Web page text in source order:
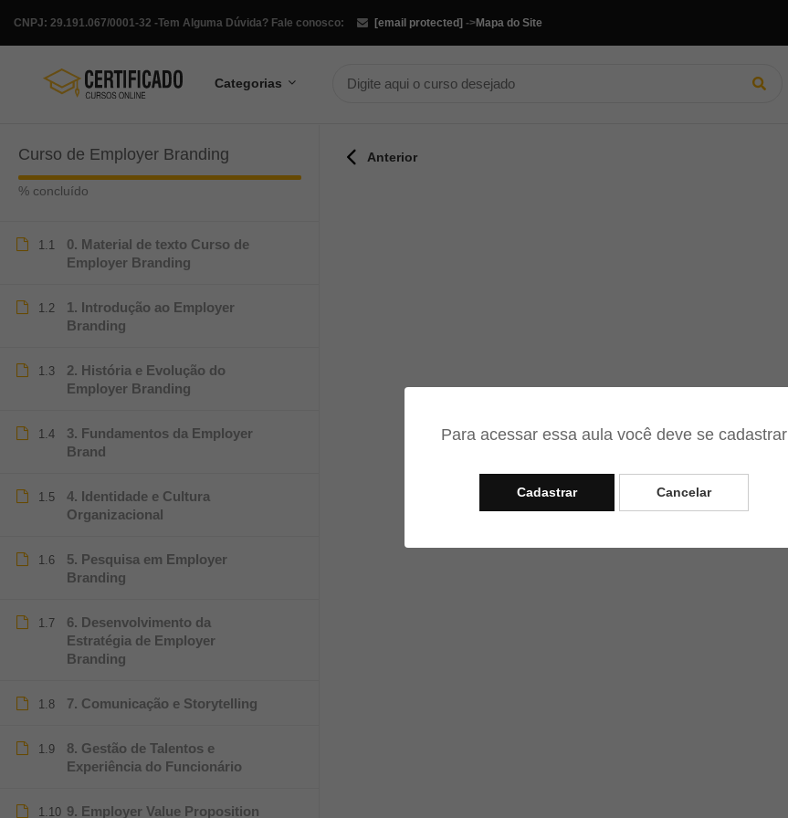
Para acessar essa aula você deve se cadastrar
Cadastrar Cancelar
Tem Alguma Dúvida? Fale conosco: [email protected]
CNPJ: 29.191.067/0001-32 - ->Mapa do Site
Categorias
Curso de Employer Branding
% concluído
1.1
0. Material de texto Curso de
Employer Branding
1.2
1. Introdução ao Employer
Branding
1.3
2. História e Evolução do
Employer Branding
1.4
3. Fundamentos da Employer
Brand
1.5
4. Identidade e Cultura
Organizacional
1.6
5. Pesquisa em Employer
Branding
1.7
6. Desenvolvimento da
Estratégia de Employer
Branding
1.8 7. Comunicação e Storytelling
1.9
8. Gestão de Talentos e
Experiência do Funcionário
1.10 9. Employer Value Proposition
Anterior